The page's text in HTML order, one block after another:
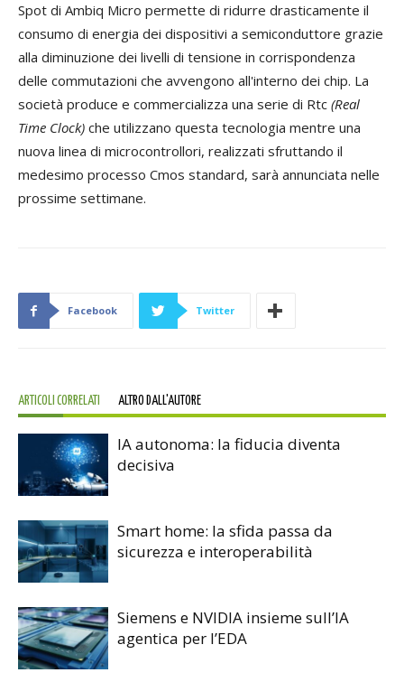
Spot di Ambiq Micro permette di ridurre drasticamente il
consumo di energia dei dispositivi a semiconduttore grazie
alla diminuzione dei livelli di tensione in corrispondenza
delle commutazioni che avvengono all'interno dei chip. La
società produce e commercializza una serie di Rtc (Real
Time Clock) che utilizzano questa tecnologia mentre una
nuova linea di microcontrollori, realizzati sfruttando il
medesimo processo Cmos standard, sarà annunciata nelle
prossime settimane.
Facebook Twitter
ARTICOLI CORRELATI ALTRO DALL'AUTORE
IA autonoma: la fiducia diventa
decisiva
Smart home: la sfida passa da
sicurezza e interoperabilità
Siemens e NVIDIA insieme sull’IA
agentica per l’EDA